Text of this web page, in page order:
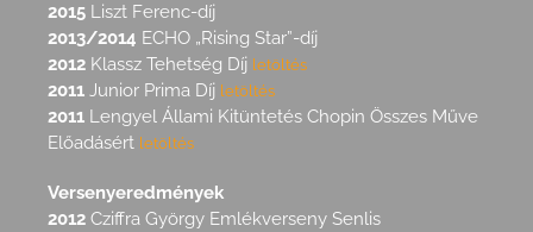
2015 Liszt Ferenc-díj
2013/2014 ECHO „Rising Star”-díj
2012 Klassz Tehetség Díj letöltés
2011 Junior Prima Díj letöltés
2011 Lengyel Állami Kitüntetés Chopin Összes Műve
Előadásért letöltés
Versenyeredmények
2012 Cziffra György Emlékverseny Senlis